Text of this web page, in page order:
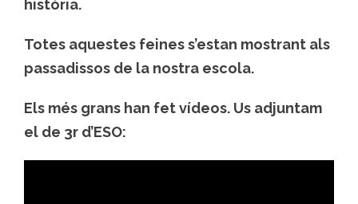
història.
Totes aquestes feines s’estan mostrant als
passadissos de la nostra escola.
Els més grans han fet vídeos. Us adjuntam
el de 3r d’ESO: